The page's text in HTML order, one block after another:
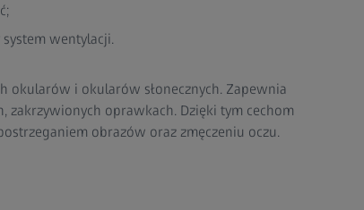
wentylacji.
okularów i okularów słonecznych. Zapewnia
oprawkach. Dzięki tym cechom
obrazów oraz zmęczeniu oczu.